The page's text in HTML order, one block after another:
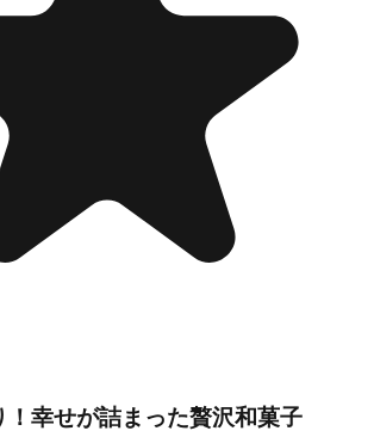
！幸せが詰まった贅沢和菓子